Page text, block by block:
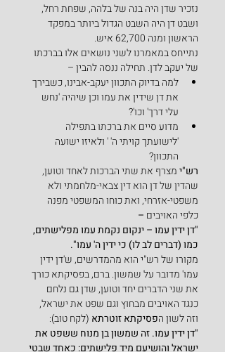
נזכיר שדן היה בנה של בלהה, שפחת רחל,
ושבט דן היה השבט הגדול ביותר במפקד
הראשון ומנה 62,700 איש.
נתייחס במאמרנו לשני נושאים אלו בברכתו
של יעקב לדן. תחילה ננסה להבין –
למה בדיוק התכוון יעקב-אבינו, כשבירך
את דן שידין את עמו וכן שיהיה 'נחש
עלי דרך' וכו'?
מדוע סיים את ברכתו בתפילה
'לישועתך קויתי ה' ' ולאיזו ישועה
התכוון?
רש"י מצרף את שתי הברכות לאחד וטוען,
שהדין של דן הוא דין צבאי-מלחמתי ולא
משפטי-אזרחי, ואת כוחו המשפטי מפנה
כלפי האויבים –
"דן ידין עמו – ינקום נקמת עמו מפלישתים,
כמו (דברים לב לו) כי ידין ה' עמו".
מקורו של רש"י הוא מהמדרשים, ש'דן ידין
עמו' מדובר על שמשון. ברם, בפסיקתא כורך
את שני הדברים יחד וטוען, שדן גם נלחם
כנגד האויבים מבחוץ וגם שפט את ישראל,
וזה לשון הפסיקתא זוטרתא (לקח טוב):
"דן ידין עמו. זה שמשון בן מנוח ששפט את
ישראל והושיעם מיד פלישתים: כאחד שבטי